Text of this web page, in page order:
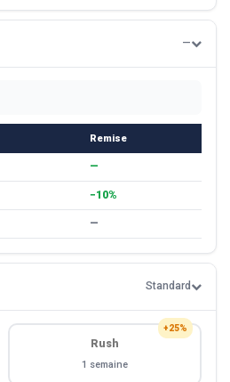
—
Remise
—
−10%
—
Standard
+25%
Rush
1 semaine